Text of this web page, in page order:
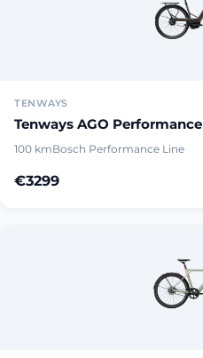
TENWAYS
Tenways AGO Performance
100 kmBosch Performance Line
€3299